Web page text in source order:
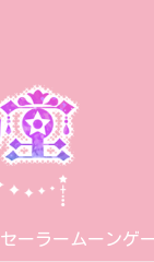
セーラームーンゲ